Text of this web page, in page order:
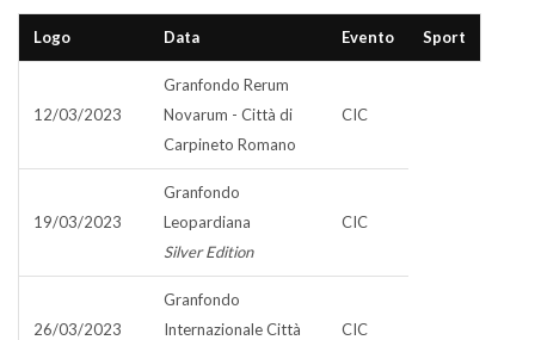
Logo Data Evento Sport
12/03/2023
Granfondo Rerum
Novarum - Città di
Carpineto Romano
CIC
19/03/2023
Granfondo
Leopardiana
Silver Edition
CIC
26/03/2023
Granfondo
Internazionale Città
CIC